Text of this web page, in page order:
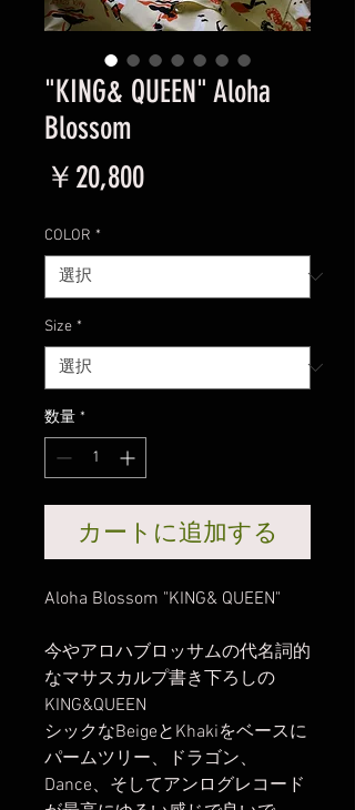
"KING& QUEEN" Aloha
Blossom
￥20,800価
COLOR *
Size *
数量 *
カートに追加する
Aloha Blossom "KING& QUEEN"
今やアロハブロッサムの代名詞的
なマサスカルプ書き下ろしの
KING&QUEEN
シックなBeigeとKhakiをベースに
パームツリー、ドラゴン、
Dance、そしてアンログレコード